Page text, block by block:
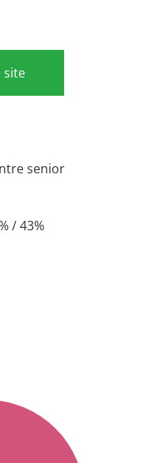
senior
/ 43%
site